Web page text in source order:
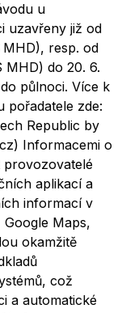
u
uzavřeny již od
MHD), resp. od
MHD) do 20. 6.
půlnoci. Více k
pořadatele zde:
Republic by
Informacemi o
provozovatelé
aplikací a
informací v
Google Maps,
okamžitě
což
a automatické